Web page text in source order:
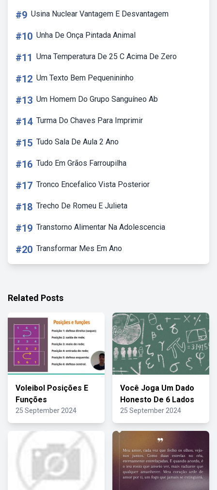
#9 Usina Nuclear Vantagem E Desvantagem
#10 Unha De Onça Pintada Animal
#11 Uma Temperatura De 25 C Acima De Zero
#12 Um Texto Bem Pequenininho
#13 Um Homem Do Grupo Sanguíneo Ab
#14 Turma Do Chaves Para Imprimir
#15 Tudo Sala De Aula 2 Ano
#16 Tudo Em Grãos Farroupilha
#17 Tronco Encefalico Vista Posterior
#18 Trecho De Romeu E Julieta
#19 Transtorno Alimentar Na Adolescencia
#20 Transformar Mes Em Ano
Related Posts
Voleibol Posições E
Funções
25 September 2024
Você Joga Um Dado
Honesto De 6 Lados
25 September 2024